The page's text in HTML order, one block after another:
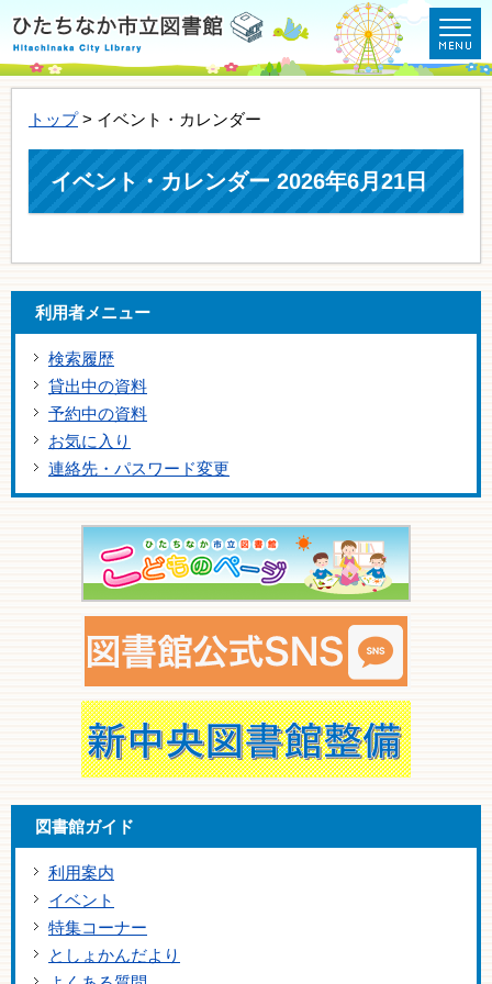
トップ> イベント・カレンダー
イベント・カレンダー 2026年6月21日
利用者メニュー
検索履歴
貸出中の資料
予約中の資料
お気に入り
連絡先・パスワード変更
図書館ガイド
利用案内
イベント
特集コーナー
としょかんだより